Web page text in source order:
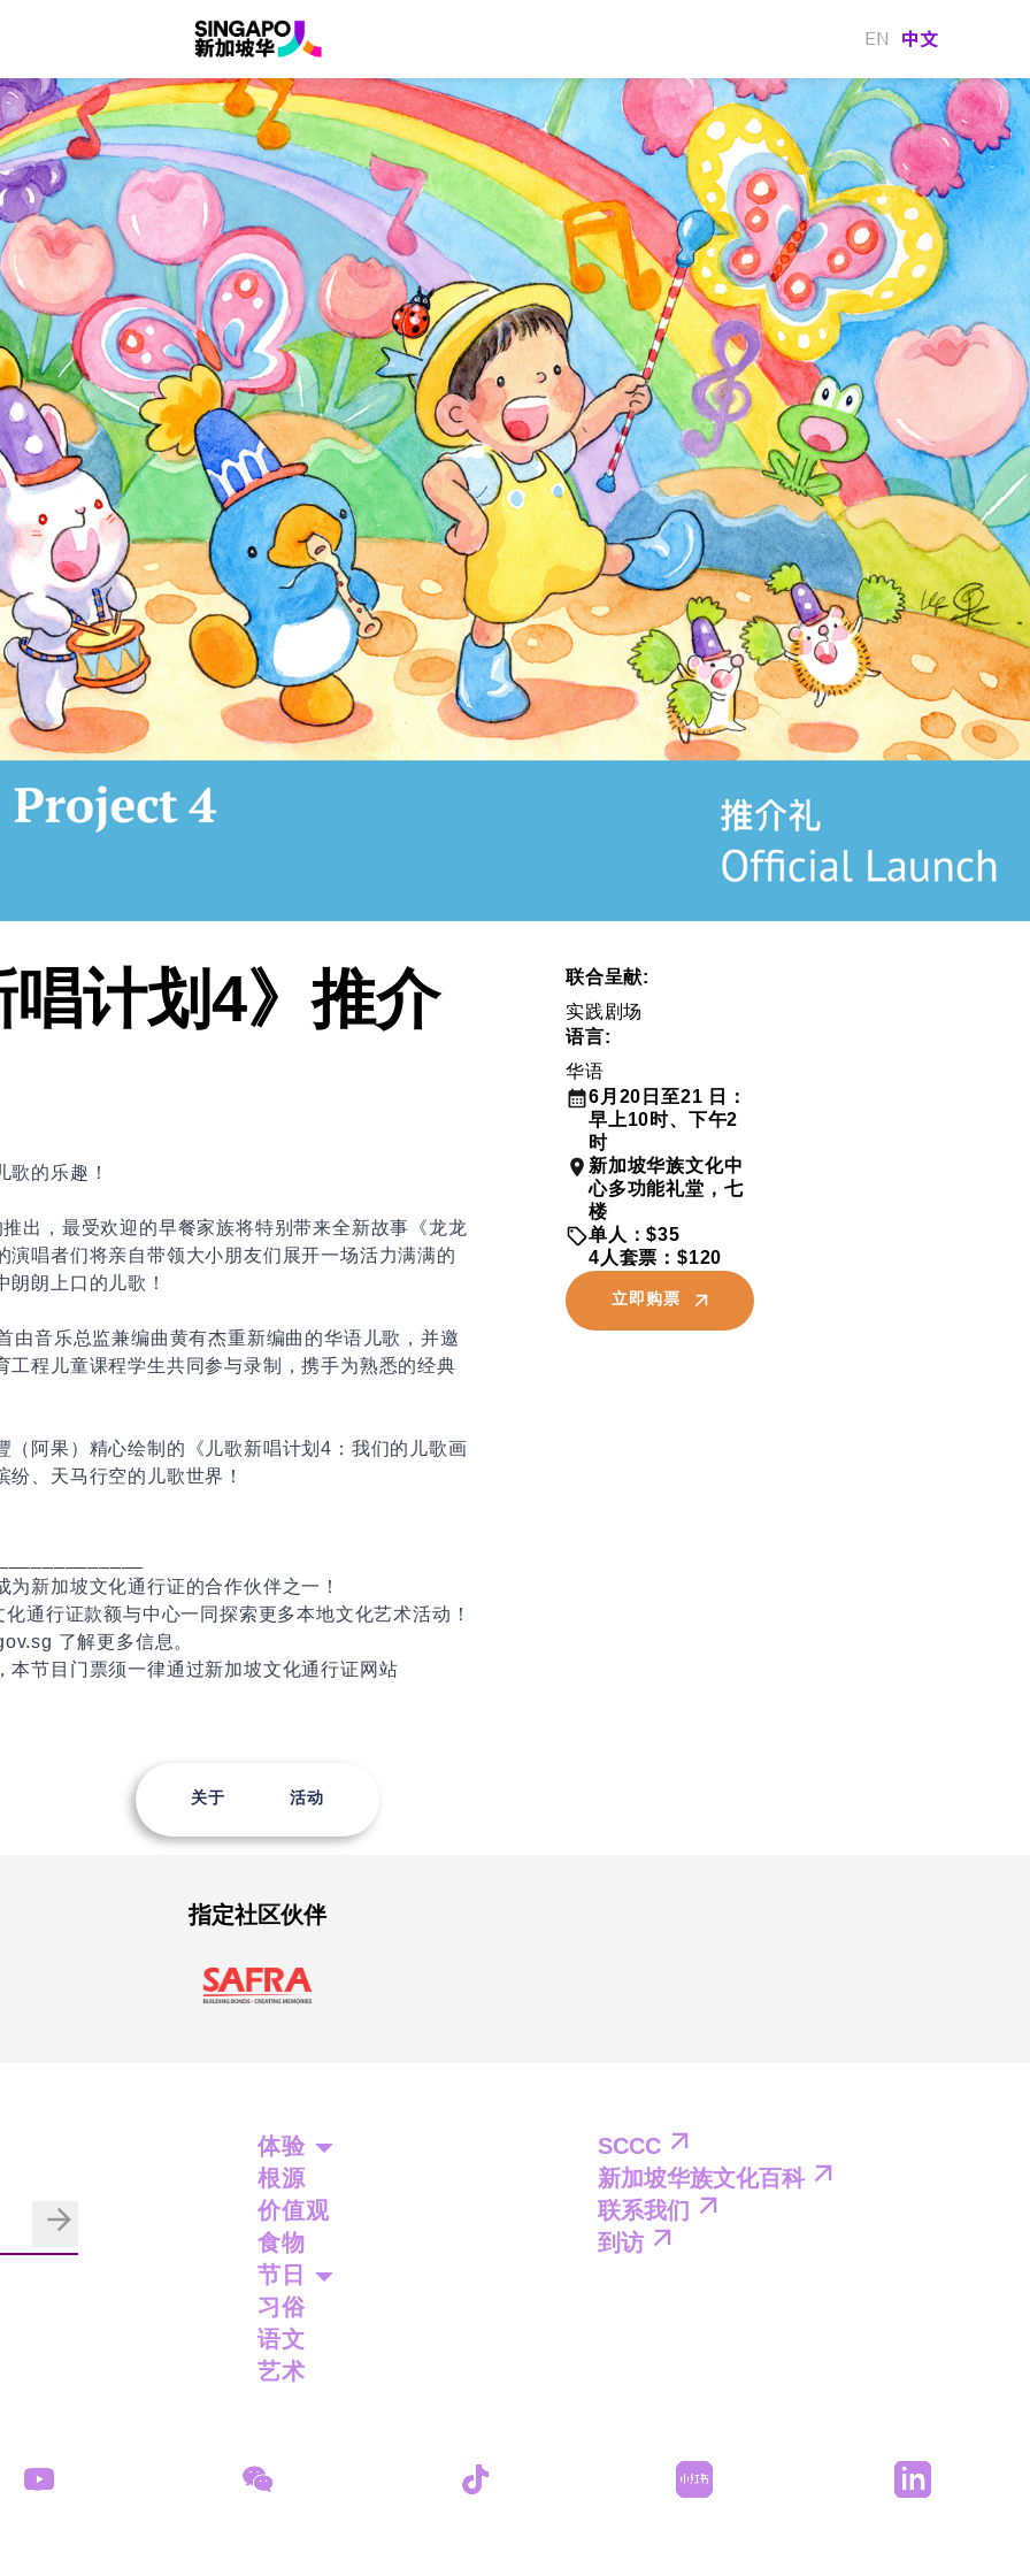
EN 中文
计划4》推介
歌的乐趣！
出，最受欢迎的早餐家族将特别带来全新故事《龙龙
演唱者们将亲自带领大小朋友们展开一场活力满满的
朗上口的儿歌！
由音乐总监兼编曲黄有杰重新编曲的华语儿歌，并邀
工程儿童课程学生共同参与录制，携手为熟悉的经典
（阿果）精心绘制的《儿歌新唱计划4：我们的儿歌画
纷、天马行空的儿歌世界！
新加坡文化通行证的合作伙伴之一！
通行证款额与中心一同探索更多本地文化艺术活动！
了解更多信息。
本节目门票须一律通过新加坡文化通行证网站
联合呈献:
实践剧场
语言:
华语
6月20日至21 日：
早上10时、下午2
时
新加坡华族文化中
心多功能礼堂，七
楼
单人：$35
4人套票：$120
立即购票
关于 活动
指定社区伙伴
体验
根源
价值观
食物
节日
习俗
语文
艺术
SCCC
新加坡华族文化百科
联系我们
到访